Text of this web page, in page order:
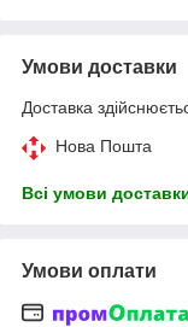
Умови доставки
Доставка
Нова Пошта
Всі умови
Умови оплати